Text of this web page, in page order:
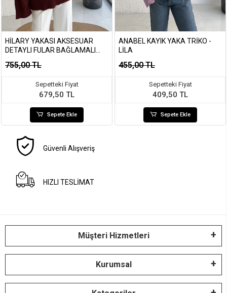
HILARY YAKASI AKSESUAR
DETAYLI FULAR BAĞLAMALI
755,00 TL
Sepetteki Fiyat
679,50 TL
Sepete Ekle
ANABEL KAYIK YAKA TRIKO -
LILA
455,00 TL
Sepetteki Fiyat
409,50 TL
Sepete Ekle
Güvenli Alışveriş
HIZLI TESLİMAT
Müşteri Hizmetleri
Kurumsal